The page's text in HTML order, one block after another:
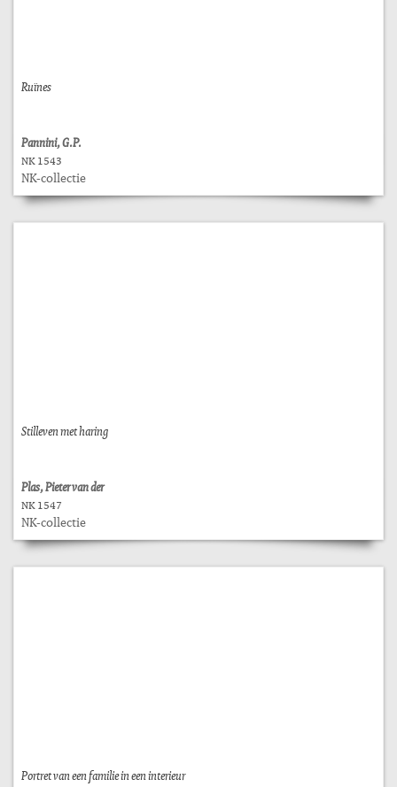
Ruïnes
Pannini, G.P.
NK 1543
NK-collectie
Stilleven met haring
Plas, Pieter van der
NK 1547
NK-collectie
Portret van een familie in een interieur